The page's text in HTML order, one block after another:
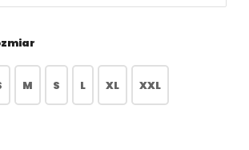
M S L XL XXL